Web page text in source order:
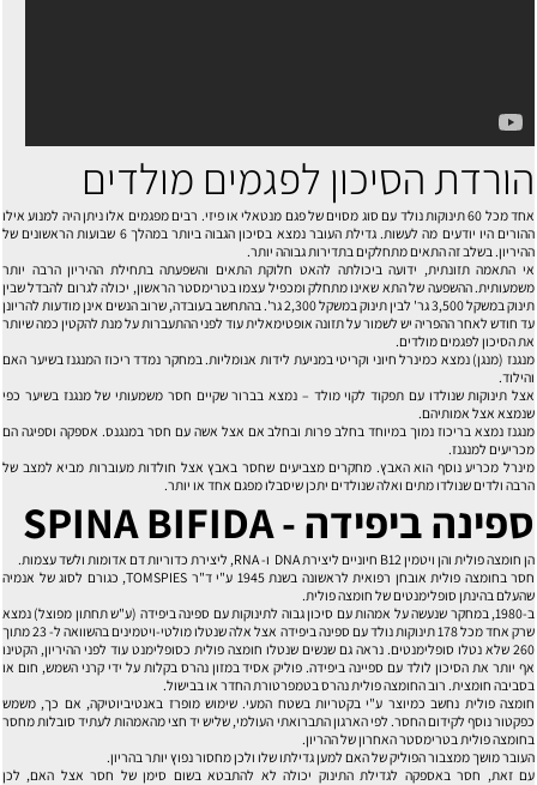
הורדת הסיכון לפגמים מולדים
אחד מכל 60 תינוקות נולד עם סוג מסוים של פגם מנטאלי או פיזי. רבים מפגמים אלו ניתן היה למנוע אילו
ההורים היו יודעים מה לעשות. גדילת העובר נמצא בסיכון הגבוה ביותר במהלך 6 שבועות הראשונים של
ההיריון. בשלב זה התאים מתחלקים בתדירות גבוהה יותר.
אי התאמה תזונתית, ידועה ביכולתה להאט חלוקת התאים והשפעתה בתחילת ההיריון הרבה יותר
משמעותית. ההשפעה של התא שאינו מתחלק ומכפיל עצמו בטרימסטר הראשון, יכולה לגרום להבדל שבין
תינוק במשקל 3,500 גר' לבין תינוק במשקל 2,300 גר'. בהתחשב בעובדה, שרוב הנשים אינן מודעות להריונן
עד חודש לאחר ההפריה יש לשמור על תזונה אופטימאלית עוד לפני ההתעברות על מנת להקטין כמה שיותר
את הסיכון לפגמים מולדים.
מנגנז (מנגן) נמצא כמינרל חיוני וקריטי במניעת לידות אנומליות. במחקר נמדד ריכוז המנגנז בשיער האם
והילוד.
אצל תינוקות שנולדו עם תפקוד לקוי מולד – נמצא בברור שקיים חסר משמעותי של מנגנז בשיער כפי
שנמצא אצל אמותיהם.
מנגנז נמצא בריכוז נמוך במיוחד בחלב פרות ובחלב אם אצל אשה עם חסר במנגנס. אספקה וספיגה הם
מכריעים למנגנז.
מינרל מכריע נוסף הוא האבץ. מחקרים מצביעים שחסר באבץ אצל חולדות מעוברות מביא למצב של
הרבה ולדים שנולדו מתים ואלה שנולדים יתכן שיסבלו מפגם אחד או יותר.
ספינה ביפידה -SPINA BIFIDA
הן חומצה פולית והן ויטמין B12 חיוניים ליצירת DNA ו- RNA, ליצירת כדוריות דם אדומות ולשד עצמות.
חסר בחומצה פולית אובחן רפואית לראשונה בשנת 1945 ע"י ד"ר TOMSPIES, כגורם לסוג של אנמיה
שהעלם בהינתן סופלימנטים של חומצה פולית.
ב-1980, במחקר שנעשה על אמהות עם סיכון גבוה לתינוקות עם ספינה ביפידה (ע"ש תחתון מפוצל) נמצא
שרק אחד מכל 178 תינוקות נולד עם ספינה ביפידה אצל אלה שנטלו מולטי-ויטמינים בהשוואה ל- 23 מתוך
260 שלא נטלו סופלימנטים. נראה גם שנשים שנטלו חומצה פולית כסופלימנט עוד לפני ההיריון, הקטינו
אף יותר את הסיכון לולד עם ספיינה ביפידה. פוליק אסיד במזון נהרס בקלות על ידי קרני השמש, חום או
בסביבה חומצית. רוב החומצה פולית נהרס בטמפרטורת החדר או בבישול.
חומצה פולית נחשב כמיוצר ע"י בקטריות בשטח המעי. שימוש מופרז באנטיביוטיקה, אם כך, משמש
כפקטור נוסף לקידום החסר. לפי הארגון התברואתי העולמי, שליש יד חצי מהאמהות לעתיד סובלות מחסר
בחומצה פולית בטרימסטר האחרון של ההריון.
העובר מושך ממצבור הפוליק של האם למען גדילתו שלו ולכן מחסור נפוץ יותר בהריון.
עם זאת, חסר באספקה לגדילת התינוק יכולה לא להתבטא בשום סימן של חסר אצל האם, לכן